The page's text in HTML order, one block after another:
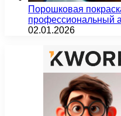
Порошковая
профессиональный
02.01.2026